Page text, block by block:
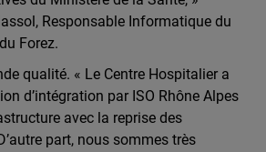
Responsable Informatique du
Forez.
qualité. « Le Centre Hospitalier a
d’intégration par ISO Rhône Alpes
avec la reprise des
part, nous sommes très